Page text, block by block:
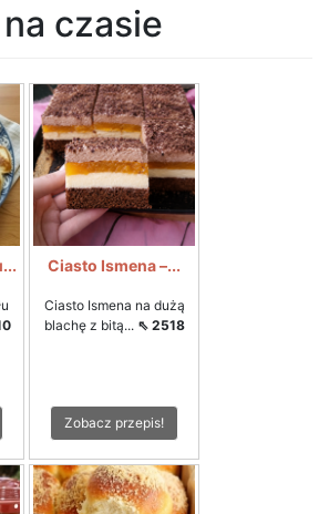
czasie
Ciasto Ismena –...
Ciasto Ismena na dużą
blachę z bitą... ⇖ 2518
Zobacz przepis!